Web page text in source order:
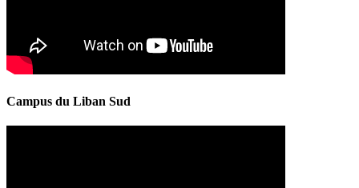
Campus du Liban Sud